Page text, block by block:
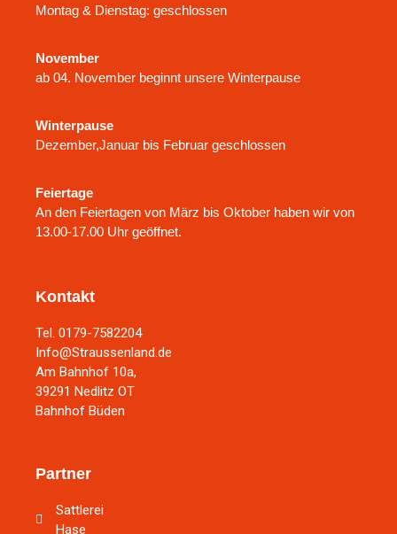
Kontakt
Tel. 0179-7582204
Info@Straussenland.de
Am Bahnhof 10a,
39291 Nedlitz OT
Bahnhof Büden
Partner
Sattlerei
Hase
Montag & Dienstag: geschlossen
November
ab 04. November beginnt unsere Winterpause
Winterpause
Dezember,Januar bis Februar geschlossen
Feiertage
An den Feiertagen von März bis Oktober haben wir von
13.00-17.00 Uhr geöffnet.